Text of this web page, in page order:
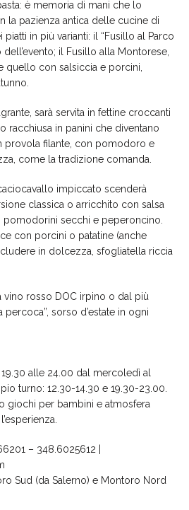
è memoria di mani che lo
la pazienza antica delle cucine di
piatti in più varianti: il “Fusillo al Parco
il Fusillo alla Montorese,
quello con salsiccia e porcini,
sarà servita in fettine croccanti
racchiusa in panini che diventano
provola filante, con pomodoro e
come la tradizione comanda.
impiccato scenderà
classica o arricchito con salsa
pomodorini secchi e peperoncino.
con porcini o patatine (anche
in dolcezza, sfogliatella riccia
vino rosso DOC irpino o dal più
percoca”, sorso d’estate in ogni
alle 24.00 dal mercoledì al
turno: 12.30-14.30 e 19.30-23.00.
giochi per bambini e atmosfera
– 348.6025612 |
Sud (da Salerno) e Montoro Nord